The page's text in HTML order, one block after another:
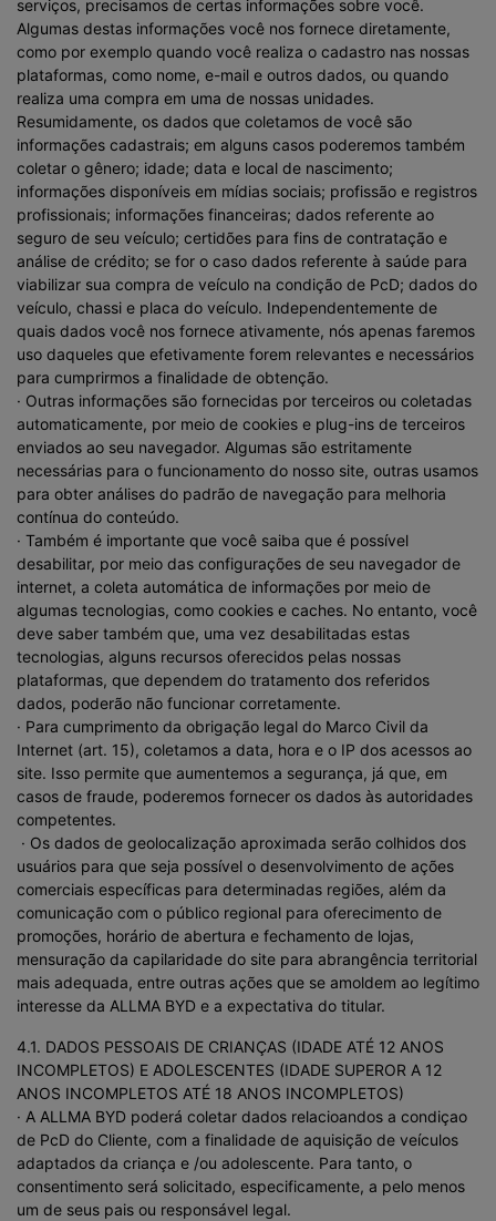
serviços, precisamos de certas informações sobre você.
Algumas destas informações você nos fornece diretamente,
como por exemplo quando você realiza o cadastro nas nossas
plataformas, como nome, e-mail e outros dados, ou quando
realiza uma compra em uma de nossas unidades.
Resumidamente, os dados que coletamos de você são
informações cadastrais; em alguns casos poderemos também
coletar o gênero; idade; data e local de nascimento;
informações disponíveis em mídias sociais; profissão e registros
profissionais; informações financeiras; dados referente ao
seguro de seu veículo; certidões para fins de contratação e
análise de crédito; se for o caso dados referente à saúde para
viabilizar sua compra de veículo na condição de PcD; dados do
veículo, chassi e placa do veículo. Independentemente de
quais dados você nos fornece ativamente, nós apenas faremos
uso daqueles que efetivamente forem relevantes e necessários
para cumprirmos a finalidade de obtenção.
· Outras informações são fornecidas por terceiros ou coletadas
automaticamente, por meio de cookies e plug-ins de terceiros
enviados ao seu navegador. Algumas são estritamente
necessárias para o funcionamento do nosso site, outras usamos
para obter análises do padrão de navegação para melhoria
contínua do conteúdo.
· Também é importante que você saiba que é possível
desabilitar, por meio das configurações de seu navegador de
internet, a coleta automática de informações por meio de
algumas tecnologias, como cookies e caches. No entanto, você
deve saber também que, uma vez desabilitadas estas
tecnologias, alguns recursos oferecidos pelas nossas
plataformas, que dependem do tratamento dos referidos
dados, poderão não funcionar corretamente.
· Para cumprimento da obrigação legal do Marco Civil da
Internet (art. 15), coletamos a data, hora e o IP dos acessos ao
site. Isso permite que aumentemos a segurança, já que, em
casos de fraude, poderemos fornecer os dados às autoridades
competentes.
· Os dados de geolocalização aproximada serão colhidos dos
usuários para que seja possível o desenvolvimento de ações
comerciais específicas para determinadas regiões, além da
comunicação com o público regional para oferecimento de
promoções, horário de abertura e fechamento de lojas,
mensuração da capilaridade do site para abrangência territorial
mais adequada, entre outras ações que se amoldem ao legítimo
interesse da ALLMA BYD e a expectativa do titular.
4.1. DADOS PESSOAIS DE CRIANÇAS (IDADE ATÉ 12 ANOS
INCOMPLETOS) E ADOLESCENTES (IDADE SUPEROR A 12
ANOS INCOMPLETOS ATÉ 18 ANOS INCOMPLETOS)
· A ALLMA BYD poderá coletar dados relacioandos a condiçao
de PcD do Cliente, com a finalidade de aquisição de veículos
adaptados da criança e /ou adolescente. Para tanto, o
consentimento será solicitado, especificamente, a pelo menos
um de seus pais ou responsável legal.